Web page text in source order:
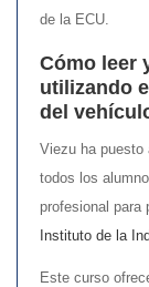
de la ECU.
Cómo leer
utilizando
del
Viezu ha puesto
todos los
profesional para
Instituto de la
Este curso